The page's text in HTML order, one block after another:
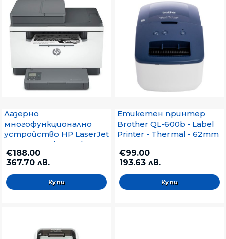
Лазерно
многофункционално
устройство HP LaserJet
MFP M234sdw Trad
Printer
€188.00
367.70 лв.
Етикетен принтер
Brother QL-600b - Label
Printer - Thermal - 62mm
€99.00
193.63 лв.